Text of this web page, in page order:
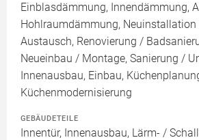
Einblasdämmung, Innendämmung,
Hohlraumdämmung, Neuinstallation
Austausch, Renovierung /
Neueinbau / Montage, Sanierung /
Innenausbau, Einbau,
Küchenmodernisierung
GEBÄUDETEILE
Innentür, Innenausbau, Lärm- /